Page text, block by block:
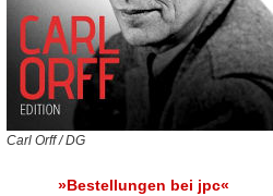
Carl Orff / DG
»Bestellungen bei jpc«